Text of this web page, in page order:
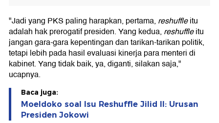
"Jadi yang PKS paling harapkan, pertama, reshuffleitu
adalah hak prerogatif presiden. Yang kedua, reshuffleitu
jangan gara-gara kepentingan dan tarikan-tarikan politik,
tetapi lebih pada hasil evaluasi kinerja para menteri di
kabinet. Yang tidak baik, ya, diganti, silakan saja,"
ucapnya.
Baca juga:
Moeldoko soal Isu Reshuffle Jilid II: Urusan
Presiden Jokowi